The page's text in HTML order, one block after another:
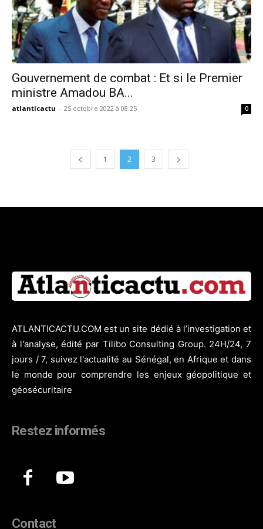
Gouvernement de combat : Et si le Premier
ministre Amadou BA...
atlanticactu - 25 octobre 2022 à 08:25 0
1 2 3
ATLANTICACTU.COM est un site dédié à l’investigation et
à l'analyse, édité par Tilibo Consulting Group. 24H/24, 7
jours / 7, suivez l'actualité au Sénégal, en Afrique et dans
le monde pour comprendre les enjeux géopolitique et
géosécuritaire
Restez informés
Contact